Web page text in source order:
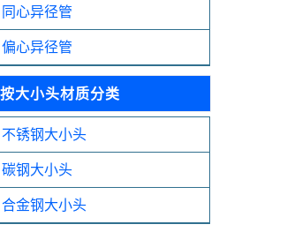
同心异径管
偏心异径管
按大小头材质分类
不锈钢大小头
碳钢大小头
合金钢大小头